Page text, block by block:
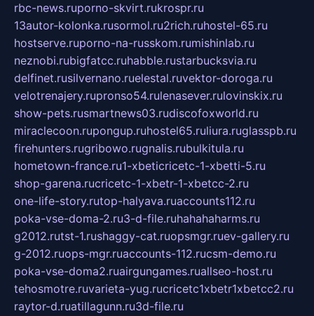
rbc-news.ruporno-skvirt.rukrospr.ru
13autor-kolonka.rusormol.ru2rich.ruhostel-65.ru
hostserve.ruporno-na-russkom.rumishinlab.ru
neznobi.rubigfatcc.ruhabble.rustarbucksvia.ru
delfinet.rusilvernano.ruelestal.ruvektor-doroga.ru
velotrenajery.rupronso54.rulenasever.rulovinskix.ru
show-pets.rusmartnews03.rudiscofoxworld.ru
miraclecoon.rupongup.ruhostel65.ruliura.ruglasspb.ru
firehunters.rugribowo.rugnalis.rubulkitula.ru
hometown-france.ru1-xbeticricetc-1-xbetti-5.ru
shop-garena.rucricetc-1-xbetr-1-xbetcc-2.ru
one-life-story.rutop-halyava.ruaccounts112.ru
poka-vse-doma-2.ru3-d-file.ruhahahaharms.ru
g2012.rutst-1.rushaggy-cat.ruopsmgr.ruev-gallery.ru
g-2012.ruops-mgr.ruaccounts-112.rucsm-demo.ru
poka-vse-doma2.ruairgungames.ruallseo-host.ru
tehosmotre.ruvarieta-yug.rucricetc1xbetr1xbetcc2.ru
raytor-d.ruatillagunn.ru3d-file.ru